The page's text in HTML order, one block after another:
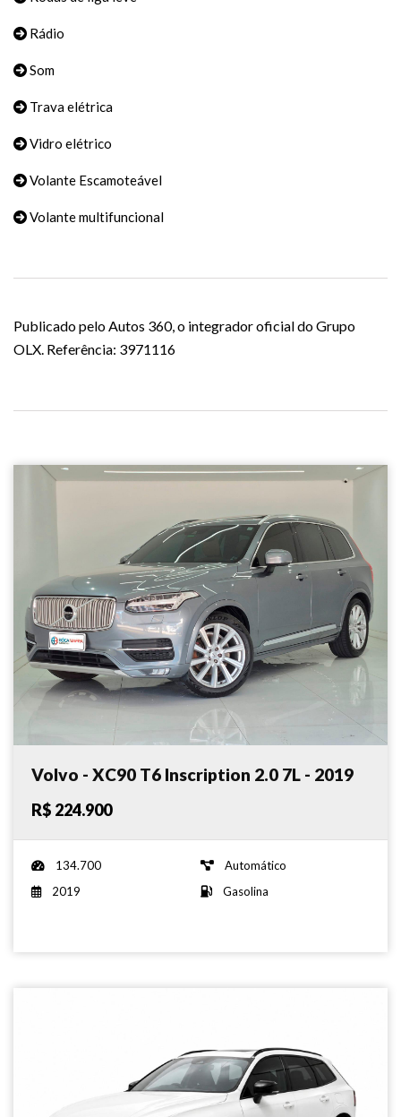
Rádio
Som
Trava elétrica
Vidro elétrico
Volante Escamoteável
Volante multifuncional
Publicado pelo Autos 360, o integrador oficial do Grupo
OLX. Referência: 3971116
Volvo - XC90 T6 Inscription 2.0 7L - 2019
R$ 224.900
134.700
Automático
2019
Gasolina